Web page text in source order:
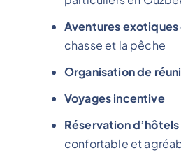
Aventures
chasse et la pêche
Organisation de
Voyages incentive
Réservation
confortable et